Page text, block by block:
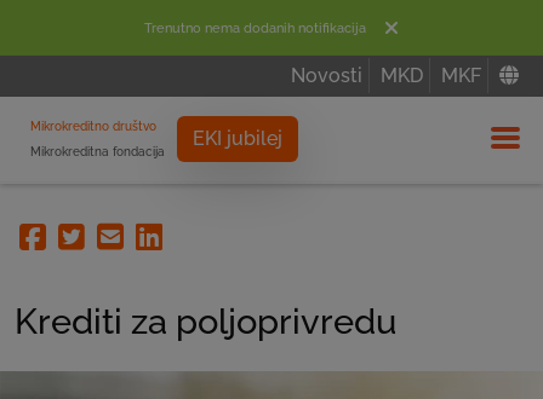
Trenutno nema dodanih notifikacija
Novosti MKD MKF
Mikrokreditno društvo
Mikrokreditna fondacija
EKI jubilej
Facebook
TwitterEmailLinkedin
Krediti za poljoprivredu